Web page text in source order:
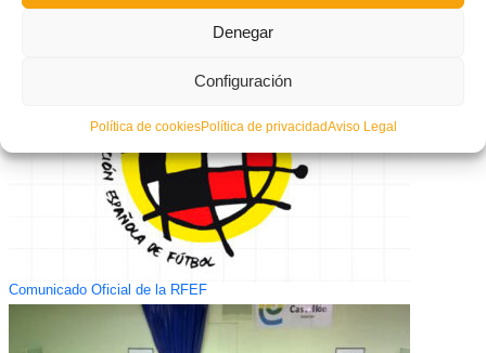
Denegar
Configuración
Política de cookiesPolítica de privacidadAviso Legal
Comunicado Oficial de la RFEF